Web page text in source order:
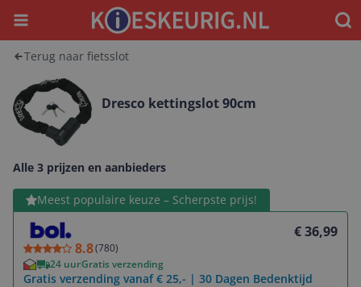
Menu
Terug naar fietsslot
Dresco kettingslot 90cm
Alle 3 prijzen en aanbieders
Meest populaire keuze – Scherpste prijs!
8.8(780)
€ 36,99
24 uurGratis verzending
Gratis verzending vanaf € 25,- | 30 Dagen Bedenktijd
Bekijk product